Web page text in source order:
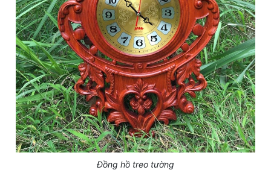
Đồng hồ treo tường